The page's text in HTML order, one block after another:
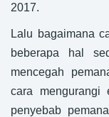
2017.
Lalu bagaimana
beberapa hal
mencegah
cara mengurangi
penyebab